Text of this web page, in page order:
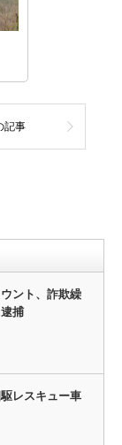
記事
ント、詐欺繰
捕
レスキュー車